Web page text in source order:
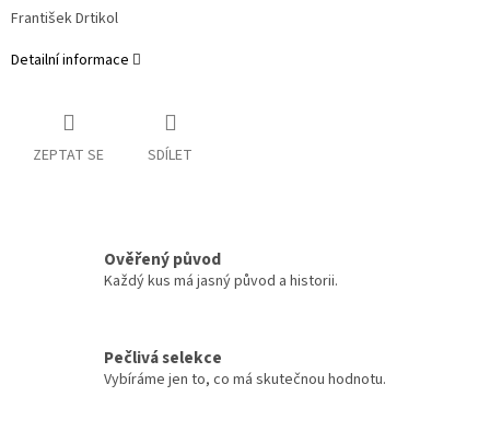
František Drtikol
Detailní informace
ZEPTAT SE SDÍLET
Ověřený původ
Každý kus má jasný původ a historii.
Pečlivá selekce
Vybíráme jen to, co má skutečnou hodnotu.